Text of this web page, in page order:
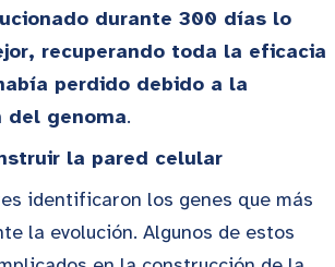
durante 300 días lo
recuperando toda la eficacia
perdido debido a la
del genoma.
la pared celular
identificaron los genes que más
la evolución. Algunos de estos